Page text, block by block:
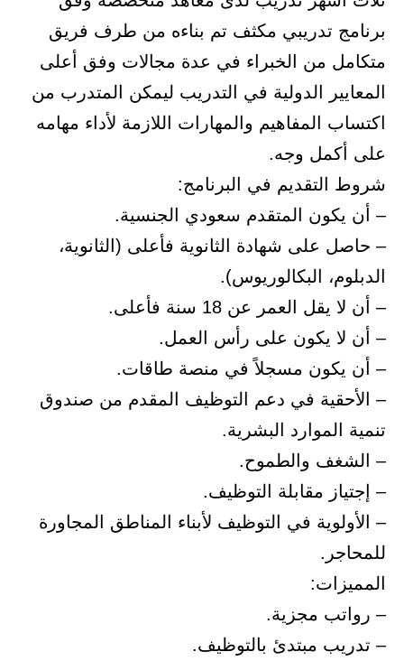
برنامج تدريبي مكثف تم بناءه من طرف فريق
متكامل من الخبراء في عدة مجالات وفق أعلى
المعايير الدولية في التدريب ليمكن المتدرب من
اكتساب المفاهيم والمهارات اللازمة لأداء مهامه
على أكمل وجه.
شروط التقديم في البرنامج:
– أن يكون المتقدم سعودي الجنسية.
– حاصل على شهادة الثانوية فأعلى (الثانوية،
الدبلوم، البكالوريوس).
– أن لا يقل العمر عن 18 سنة فأعلى.
– أن لا يكون على رأس العمل.
– أن يكون مسجلاً في منصة طاقات.
– الأحقية في دعم التوظيف المقدم من صندوق
تنمية الموارد البشرية.
– الشغف والطموح.
– إجتياز مقابلة التوظيف.
– الأولوية في التوظيف لأبناء المناطق المجاورة
للمحاجر.
المميزات:
– رواتب مجزية.
– تدريب مبتدئ بالتوظيف.